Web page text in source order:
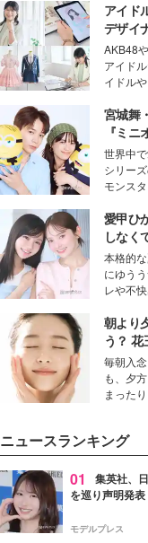
ション
して、“
めて注
子。今
な髪を
女性た
ます。
アイド
デザイ
愛い”
クロス
AKB48
アイド
イドル
取締役
ター・
個性に
衣装作
気と自
宮城舞
『ミ
ズ』の
だけじ
動
世界中
シリー
モンス
ニオン好
デルの
談をお
ら、今
の感動
ーにつ
た。
愛甲ひ
しなく
対策”の
本格的
にゆう
レや不
モデル
好さん
ク。猛
すヒン
生理の
朝より
う？
ーター
ン（捕
の常識
毎朝入
も、夕
まった
性を秘
プチャ
技術を
ニュースランキング
01
集英社、
を巡り声明発
モデルプレス